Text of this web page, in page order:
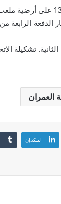
يواجه اليوم إنطلاقا
الدفعة
تشكيلة
العمران
لينكدإن